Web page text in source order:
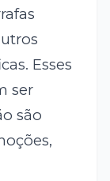
Esses
ser
são